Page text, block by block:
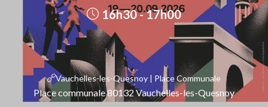
16h30 - 17h00
Vauchelles-les-Quesnoy | Place Communale
Place communale 80132 Vauchelles-les-Quesnoy